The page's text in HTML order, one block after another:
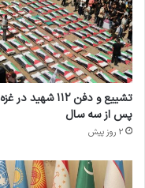
تشییع و دفن ۱۱۲ شهید در غزه
پس از سه سال
2 روز پیش